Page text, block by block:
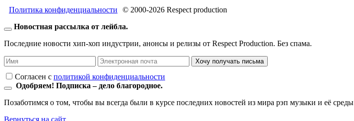
Политика конфиденциальности
© 2000-2026 Respect production
Новостная рассылка от лейбла.
Последние новости хип-хоп индустрии, анонсы и релизы от Respect Production. Без спама.
Хочу получать письма
Согласен c политикой конфиденциальности
Одобряем! Подписка – дело благородное.
Позаботимся о том, чтобы вы всегда были в курсе последних новостей из мира рэп музыки и её среды